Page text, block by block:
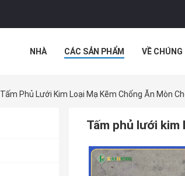
NHÀ CÁC SẢN PHẨM VỀ CHÚNG
Tấm Phủ Lưới Kim Loại Mạ Kẽm Chống Ăn Mòn
Tấm phủ lưới